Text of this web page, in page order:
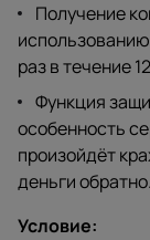
Получение
раз в течение
Функция
особенность
произойдёт
деньги
Условие: